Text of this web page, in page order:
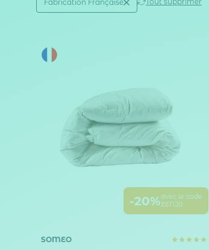
Fabrication française
Fabrication Française
-20%avec le code
ZEN20
SOMEO